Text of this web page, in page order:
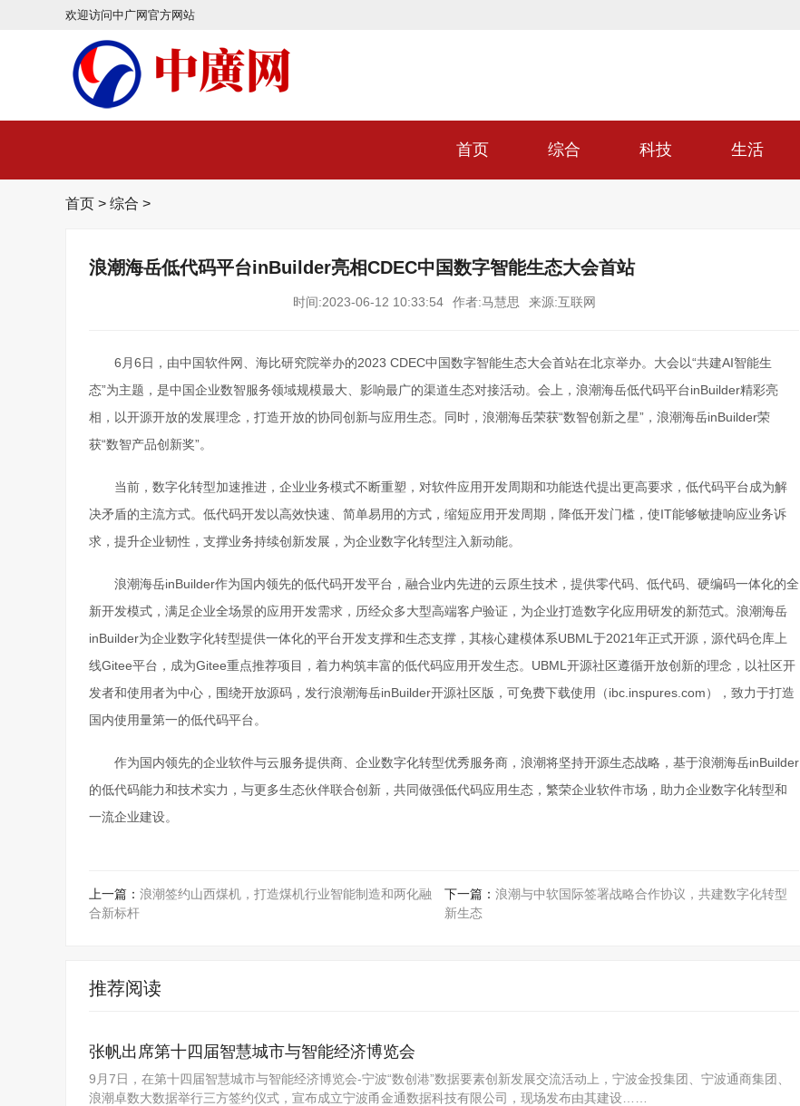
欢迎访问中广网官方网站
首页 综合 科技 生活
首页 > 综合 >
浪潮海岳低代码平台inBuilder亮相CDEC中国数字智能生态大会首站
时间:2023-06-12 10:33:54 作者:马慧思 来源:互联网
6月6日，由中国软件网、海比研究院举办的2023 CDEC中国数字智能生态大会首站在北京举办。大会以“共建AI智能生
态”为主题，是中国企业数智服务领域规模最大、影响最广的渠道生态对接活动。会上，浪潮海岳低代码平台inBuilder精彩亮
相，以开源开放的发展理念，打造开放的协同创新与应用生态。同时，浪潮海岳荣获“数智创新之星”，浪潮海岳inBuilder荣
获“数智产品创新奖”。
当前，数字化转型加速推进，企业业务模式不断重塑，对软件应用开发周期和功能迭代提出更高要求，低代码平台成为解
决矛盾的主流方式。低代码开发以高效快速、简单易用的方式，缩短应用开发周期，降低开发门槛，使IT能够敏捷响应业务诉
求，提升企业韧性，支撑业务持续创新发展，为企业数字化转型注入新动能。
浪潮海岳inBuilder作为国内领先的低代码开发平台，融合业内先进的云原生技术，提供零代码、低代码、硬编码一体化的全
新开发模式，满足企业全场景的应用开发需求，历经众多大型高端客户验证，为企业打造数字化应用研发的新范式。浪潮海岳
inBuilder为企业数字化转型提供一体化的平台开发支撑和生态支撑，其核心建模体系UBML于2021年正式开源，源代码仓库上
线Gitee平台，成为Gitee重点推荐项目，着力构筑丰富的低代码应用开发生态。UBML开源社区遵循开放创新的理念，以社区开
发者和使用者为中心，围绕开放源码，发行浪潮海岳inBuilder开源社区版，可免费下载使用（ibc.inspures.com），致力于打造
国内使用量第一的低代码平台。
作为国内领先的企业软件与云服务提供商、企业数字化转型优秀服务商，浪潮将坚持开源生态战略，基于浪潮海岳inBuilder
的低代码能力和技术实力，与更多生态伙伴联合创新，共同做强低代码应用生态，繁荣企业软件市场，助力企业数字化转型和
一流企业建设。
上一篇： 浪潮签约山西煤机，打造煤机行业智能制造和两化融
合新标杆
下一篇： 浪潮与中软国际签署战略合作协议，共建数字化转型
新生态
推荐阅读
张帆出席第十四届智慧城市与智能经济博览会
9月7日，在第十四届智慧城市与智能经济博览会-宁波“数创港”数据要素创新发展交流活动上，宁波金投集团、宁波通商集团、
浪潮卓数大数据举行三方签约仪式，宣布成立宁波甬金通数据科技有限公司，现场发布由其建设……